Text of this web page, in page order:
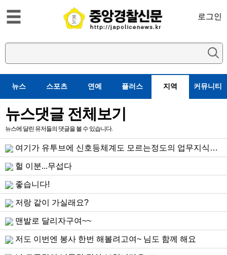
로그인
뉴스 스포츠 연예 플러스 지역 커뮤니티
뉴스댓글 전체보기
뉴스에 달린 유저들의 댓글을 볼 수 있습니다.
여기가 유투브에 신호등체계도 모르는정도의 업무지식으로 어울하게 화물차 딱지끊고 블박확인도 현장에서안하고 서민...
헐 이분...무섭다
좋습니다!
저랑 같이 가실래요?
맨발로 달리자구여~~
저도 이번엔 봉사 한번 해볼려고여~ 님도 함께 해요